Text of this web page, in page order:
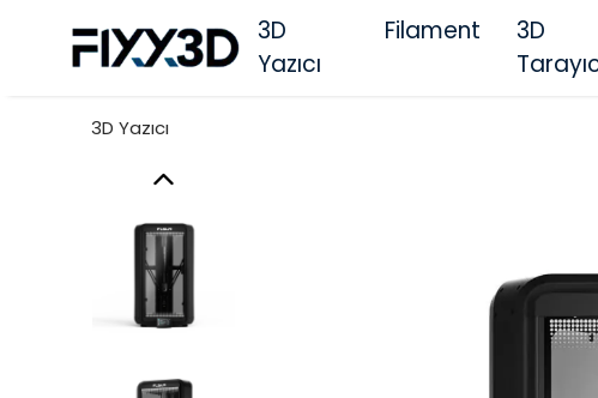
3D
Yazıcı
Filament
3D
3D Yazıcı